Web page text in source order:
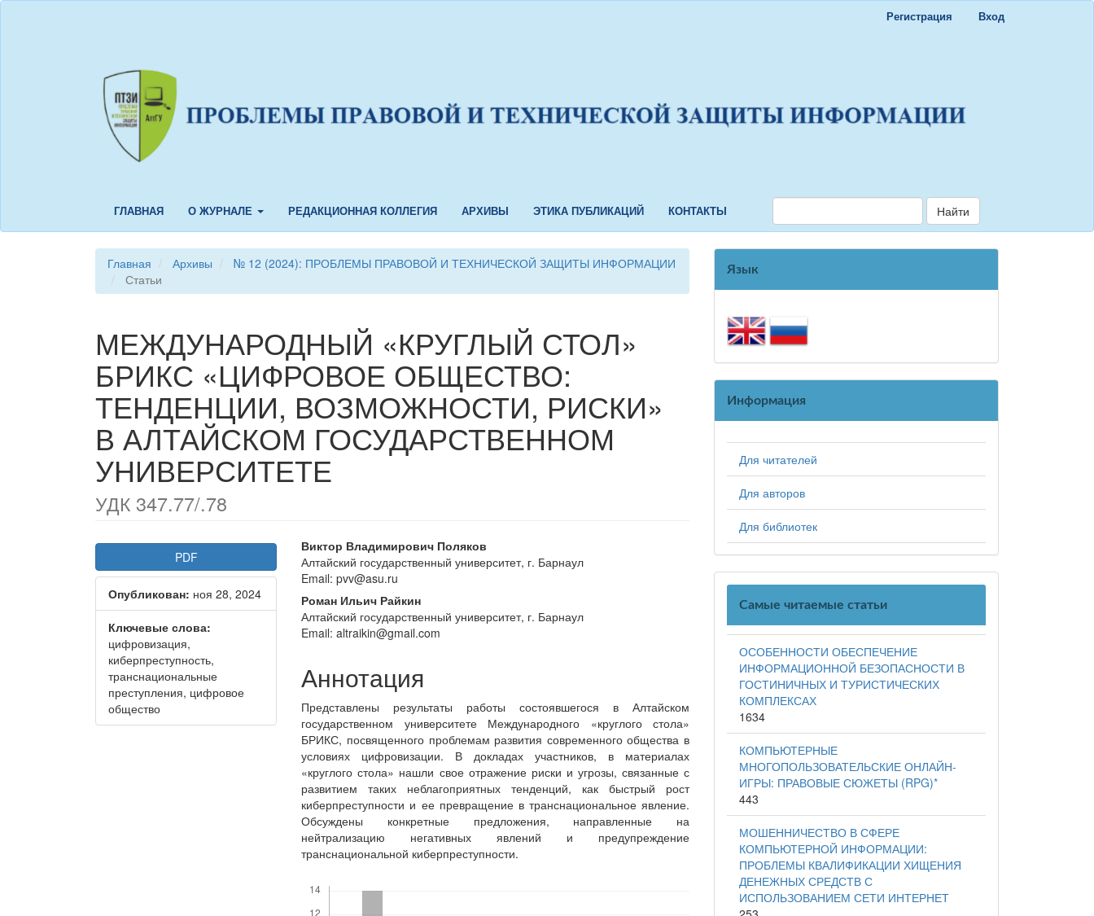
Быстрый
Регистрация Вход
ГЛАВНАЯ О ЖУРНАЛЕ РЕДАКЦИОННАЯ КОЛЛЕГИЯ АРХИВЫ ЭТИКА ПУБЛИКАЦИЙ КОНТАКТЫ Найти
Главная Архивы
№ 12 (2024): ПРОБЛЕМЫ ПРАВОВОЙ И ТЕХНИЧЕСКОЙ ЗАЩИТЫ ИНФОРМАЦИИ
Статьи
МЕЖДУНАРОДНЫЙ «КРУГЛЫЙ СТОЛ»
БРИКС «ЦИФРОВОЕ ОБЩЕСТВО:
ТЕНДЕНЦИИ, ВОЗМОЖНОСТИ, РИСКИ»
В АЛТАЙСКОМ ГОСУДАРСТВЕННОМ
УНИВЕРСИТЕТЕ
УДК 347.77/.78
Статья
боковой
панели
PDF
Опубликован: ноя 28, 2024
Ключевые слова:
цифровизация,
киберпреступность,
транснациональные
преступления, цифровое
общество
Основное
содержание
статьи
Виктор Владимирович Поляков
Алтайский государственный университет, г. Барнаул
Email: pvv@asu.ru
Роман Ильич Райкин
Алтайский государственный университет, г. Барнаул
Email: altraikin@gmail.com
Аннотация
Представлены результаты работы состоявшегося в Алтайском
государственном университете Международного «круглого стола»
БРИКС, посвященного проблемам развития современного общества в
условиях цифровизации. В докладах участников, в материалах
«круглого стола» нашли свое отражение риски и угрозы, связанные с
развитием таких неблагоприятных тенденций, как быстрый рост
киберпреступности и ее превращение в транснациональное явление.
Обсуждены конкретные предложения, направленные на
нейтрализацию негативных явлений и предупреждение
транснациональной киберпреступности.
Язык
Информация
Для читателей
Для авторов
Для библиотек
Самые читаемые статьи
ОСОБЕННОСТИ ОБЕСПЕЧЕНИЕ
ИНФОРМАЦИОННОЙ БЕЗОПАСНОСТИ В
ГОСТИНИЧНЫХ И ТУРИСТИЧЕСКИХ
КОМПЛЕКСАХ
1634
КОМПЬЮТЕРНЫЕ
МНОГОПОЛЬЗОВАТЕЛЬСКИЕ ОНЛАЙН-
ИГРЫ: ПРАВОВЫЕ СЮЖЕТЫ (RPG)*
443
МОШЕННИЧЕСТВО В СФЕРЕ
КОМПЬЮТЕРНОЙ ИНФОРМАЦИИ:
ПРОБЛЕМЫ КВАЛИФИКАЦИИ ХИЩЕНИЯ
ДЕНЕЖНЫХ СРЕДСТВ С
ИСПОЛЬЗОВАНИЕМ СЕТИ ИНТЕРНЕТ